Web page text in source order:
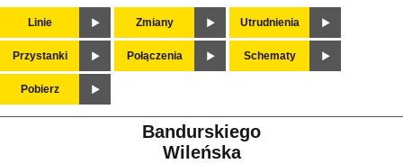
Linie Zmiany Utrudnienia
Przystanki Połączenia Schematy
Pobierz
Bandurskiego
Wileńska